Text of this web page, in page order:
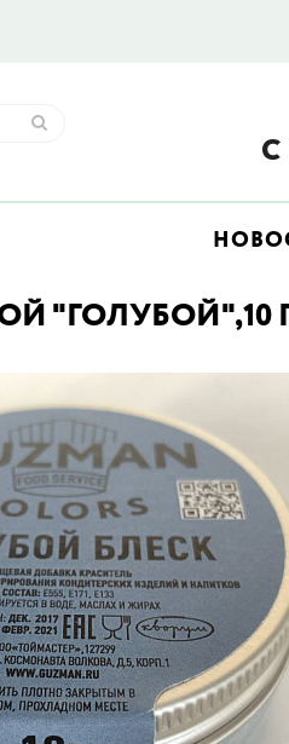
"ГОЛУБОЙ",10